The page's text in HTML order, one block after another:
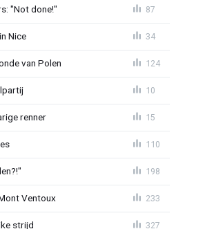
"Not done!" 87
Nice 34
van Polen 124
10
renner 15
110
198
Ventoux 233
strijd 327